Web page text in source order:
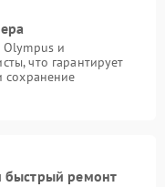
Olympus и
что гарантирует
сохранение
быстрый ремонт